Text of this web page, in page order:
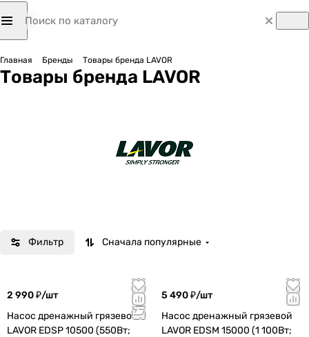
Главная Бренды Товары бренда LAVOR
Товары бренда LAVOR
Фильтр Сначала популярные
2 990 ₽/шт
Насос дренажный грязевой
LAVOR EDSP 10500 (550Вт;
5 490 ₽/шт
Насос дренажный грязевой
LAVOR EDSМ 15000 (1 100Вт;